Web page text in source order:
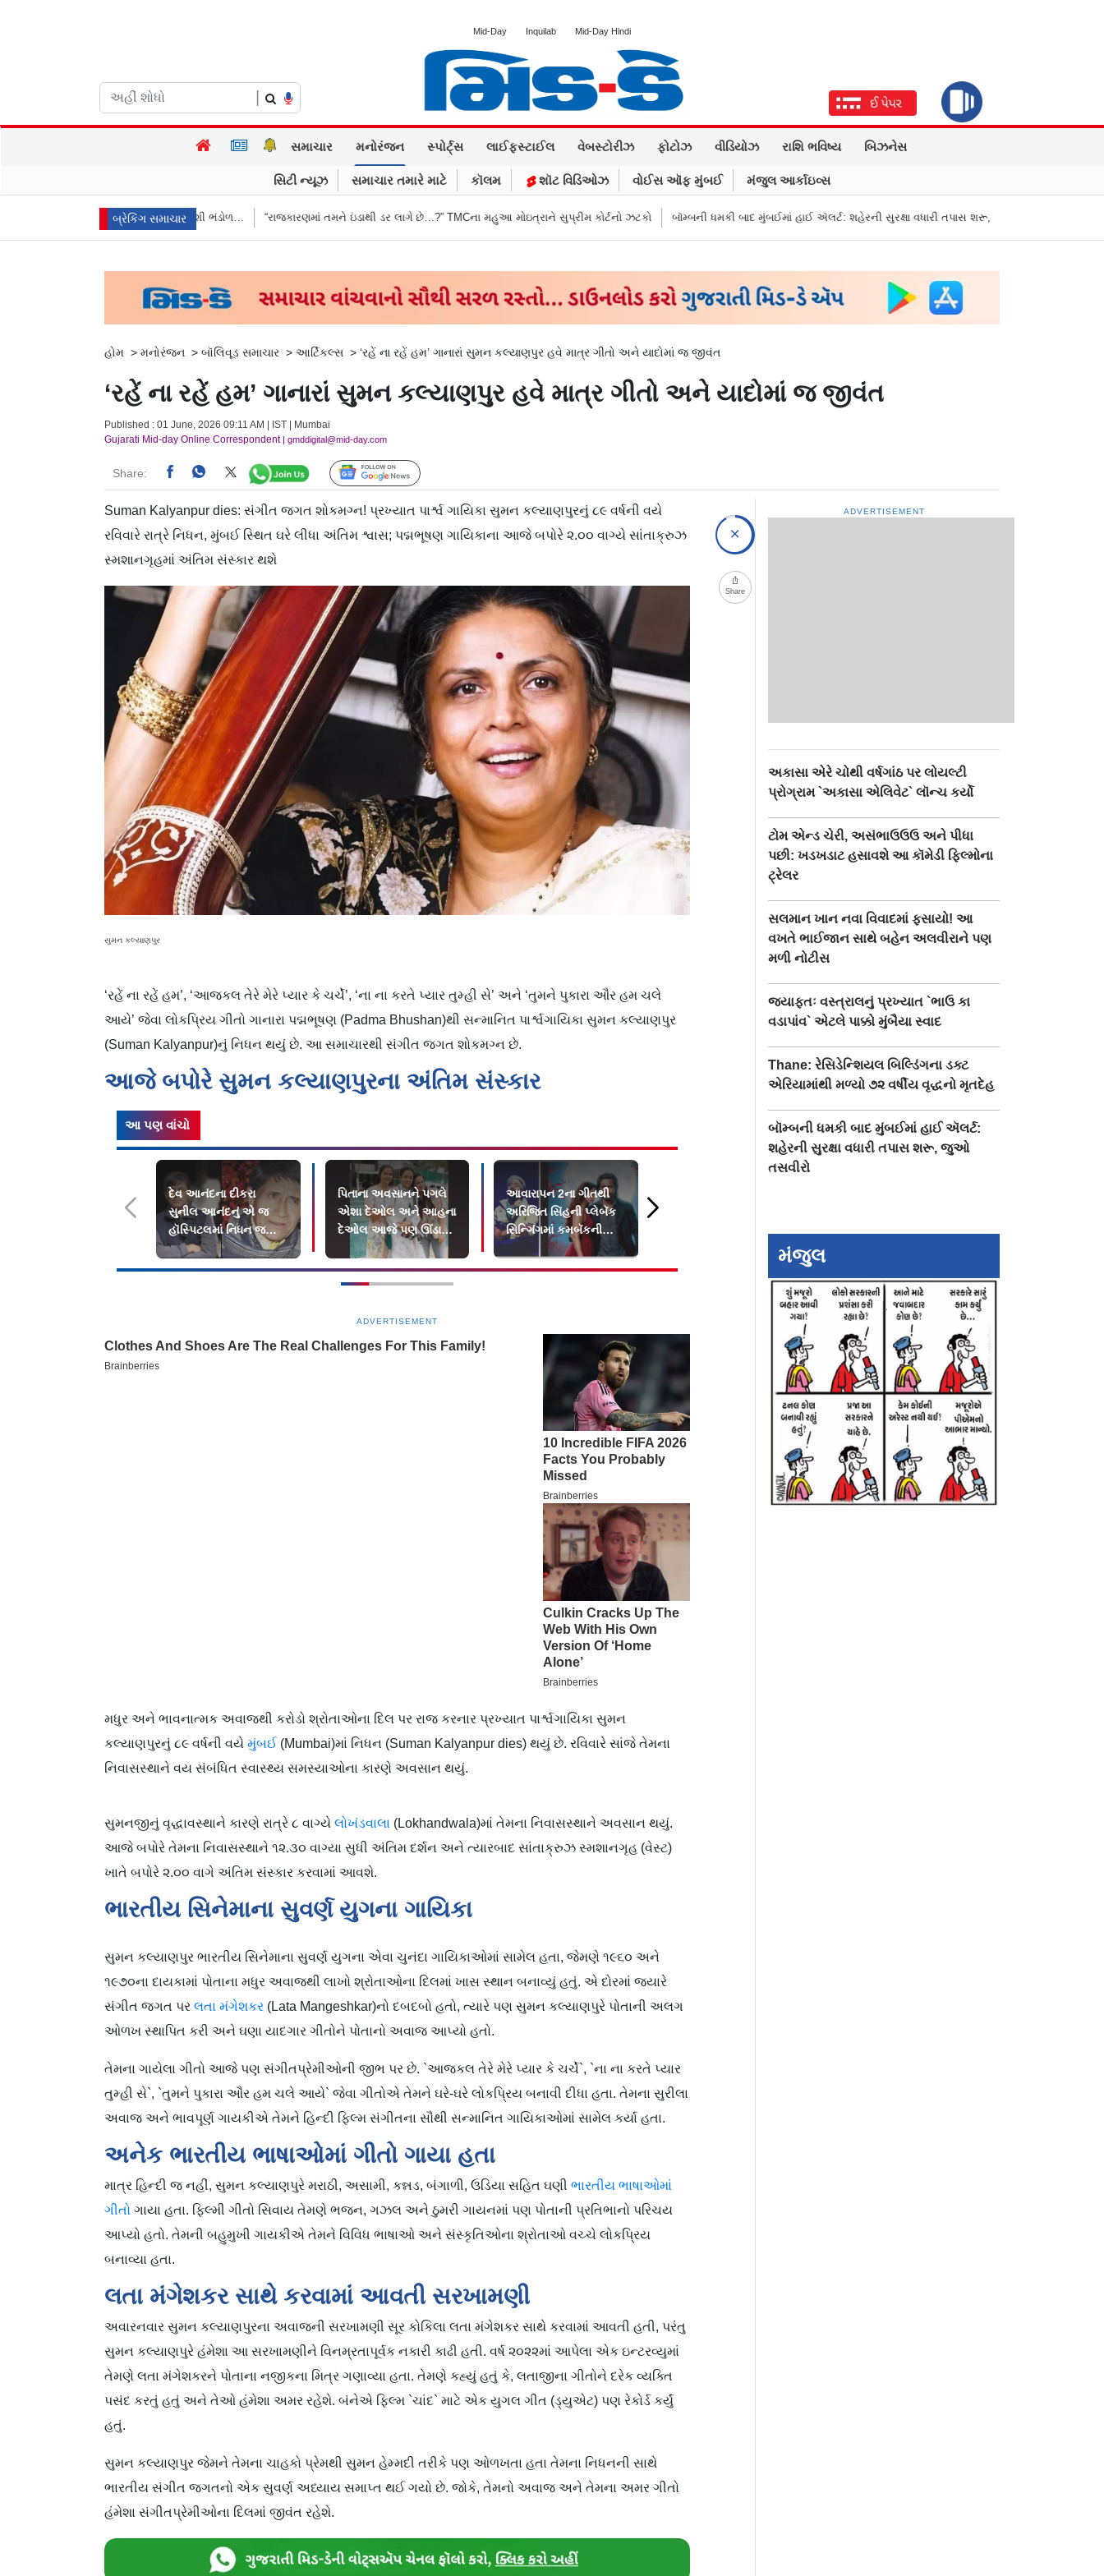
Mid-Day Inquilab Mid-Day Hindi
સમાચાર મનોરંજન સ્પોર્ટ્સ લાઈફસ્ટાઈલ વેબસ્ટોરીઝ ફોટોઝ વીડિયોઝ રાશિ ભવિષ્ય બિઝનેસ
સિટી ન્યૂઝ સમાચાર તમારે માટે કૉલમ શૉટ વિડિઓઝ વોઈસ ઑફ મુંબઈ મંજુલ આર્કાઇવ્સ
બ્રેકિંગ સમાચાર
આપ્યો જવાબ, કહ્યું વિદેશી ભંડોળ… “રાજકારણમાં તમને ઇંડાથી ડર લાગે છે…?” TMCના મહુઆ મોઇત્રાને સુપ્રીમ કોર્ટનો ઝટકો બૉમ્બની ધમકી બાદ મુંબઈમાં હાઈ ઍલર્ટ: શહેરની સુરક્ષા વધારી તપાસ શરૂ, જુઓ તસવીરો
હોમ > મનોરંજન > બૉલિવૂડ સમાચાર > આર્ટિકલ્સ > ‘રહેં ના રહેં હમ’ ગાનારાં સુમન કલ્યાણપુર હવે માત્ર ગીતો અને યાદોમાં જ જીવંત
‘રહેં ના રહેં હમ’ ગાનારાં સુમન કલ્યાણપુર હવે માત્ર ગીતો અને યાદોમાં જ જીવંત
Published : 01 June, 2026 09:11 AM | IST | Mumbai
Gujarati Mid-day Online Correspondent| gmddigital@mid-day.com
Share: Follow Us
Suman Kalyanpur dies: સંગીત જગત શોકમગ્ન! પ્રખ્યાત પાર્શ્વ ગાયિકા સુમન કલ્યાણપુરનું ૮૯ વર્ષની વયે
રવિવારે રાત્રે નિધન, મુંબઈ સ્થિત ઘરે લીધા અંતિમ શ્વાસ; પદ્મભૂષણ ગાયિકાના આજે બપોરે ૨.૦૦ વાગ્યે સાંતાક્રુઝ
સ્મશાનગૃહમાં અંતિમ સંસ્કાર થશે
સુમન કલ્યાણપુર
‘રહેં ના રહેં હમ’, ‘આજકલ તેરે મેરે પ્યાર કે ચર્ચે’, ‘ના ના કરતે પ્યાર તુમ્હી સે’ અને ‘તુમને પુકારા ઔર હમ ચલે
આયે’ જેવા લોકપ્રિય ગીતો ગાનારા પદ્મભૂષણ (Padma Bhushan)થી સન્માનિત પાર્શ્વગાયિકા સુમન કલ્યાણપુર
(Suman Kalyanpur)નું નિધન થયું છે. આ સમાચારથી સંગીત જગત શોકમગ્ન છે.
આજે બપોરે સુમન કલ્યાણપુરના અંતિમ સંસ્કાર
આ પણ વાંચો
દેવ આનંદના દીકરા
સુનીલ આનંદનું એ જ
હૉસ્પિટલમાં નિધન જ્યાં
પિતાએ લીધા અંતિમ શ્વાસ
પિતાના અવસાનને પગલે
એશા દેઓલ અને આહના
દેઓલ આજે પણ ઊંડા
આઘાતમાં
આવારાપન 2ના ગીતથી
અરિજિત સિંહની પ્લેબૅક
સિન્ગિંગમાં કમબૅકની
ચર્ચા ખોટી
ADVERTISEMENT
મધુર અને ભાવનાત્મક અવાજથી કરોડો શ્રોતાઓના દિલ પર રાજ કરનાર પ્રખ્યાત પાર્શ્વગાયિકા સુમન
કલ્યાણપુરનું ૮૯ વર્ષની વયે મુંબઈ (Mumbai)માં નિધન (Suman Kalyanpur dies) થયું છે. રવિવારે સાંજે તેમના
નિવાસસ્થાને વય સંબંધિત સ્વાસ્થ્ય સમસ્યાઓના કારણે અવસાન થયું.
સુમનજીનું વૃદ્ધાવસ્થાને કારણે રાત્રે ૮ વાગ્યે લોખંડવાલા (Lokhandwala)માં તેમના નિવાસસ્થાને અવસાન થયું.
આજે બપોરે તેમના નિવાસસ્થાને ૧૨.૩૦ વાગ્યા સુધી અંતિમ દર્શન અને ત્યારબાદ સાંતાક્રુઝ સ્મશાનગૃહ (વેસ્ટ)
ખાતે બપોરે ૨.૦૦ વાગે અંતિમ સંસ્કાર કરવામાં આવશે.
ભારતીય સિનેમાના સુવર્ણ યુગના ગાયિકા
સુમન કલ્યાણપુર ભારતીય સિનેમાના સુવર્ણ યુગના એવા ચુનંદા ગાયિકાઓમાં સામેલ હતા, જેમણે ૧૯૬૦ અને
૧૯૭૦ના દાયકામાં પોતાના મધુર અવાજથી લાખો શ્રોતાઓના દિલમાં ખાસ સ્થાન બનાવ્યું હતું. એ દોરમાં જ્યારે
સંગીત જગત પર લતા મંગેશકર (Lata Mangeshkar)નો દબદબો હતો, ત્યારે પણ સુમન કલ્યાણપુરે પોતાની અલગ
ઓળખ સ્થાપિત કરી અને ઘણા યાદગાર ગીતોને પોતાનો અવાજ આપ્યો હતો.
તેમના ગાયેલા ગીતો આજે પણ સંગીતપ્રેમીઓની જીભ પર છે. `આજકલ તેરે મેરે પ્યાર કે ચર્ચે`, `ના ના કરતે પ્યાર
તુમ્હી સે`, `તુમને પુકારા ઔર હમ ચલે આયે` જેવા ગીતોએ તેમને ઘરે-ઘરે લોકપ્રિય બનાવી દીધા હતા. તેમના સુરીલા
અવાજ અને ભાવપૂર્ણ ગાયકીએ તેમને હિન્દી ફિલ્મ સંગીતના સૌથી સન્માનિત ગાયિકાઓમાં સામેલ કર્યા હતા.
અનેક ભારતીય ભાષાઓમાં ગીતો ગાયા હતા
માત્ર હિન્દી જ નહીં, સુમન કલ્યાણપુરે મરાઠી, અસામી, કન્નડ, બંગાળી, ઉડિયા સહિત ઘણી ભારતીય ભાષાઓમાં
ગીતો ગાયા હતા. ફિલ્મી ગીતો સિવાય તેમણે ભજન, ગઝલ અને ઠુમરી ગાયનમાં પણ પોતાની પ્રતિભાનો પરિચય
આપ્યો હતો. તેમની બહુમુખી ગાયકીએ તેમને વિવિધ ભાષાઓ અને સંસ્કૃતિઓના શ્રોતાઓ વચ્ચે લોકપ્રિય
બનાવ્યા હતા.
લતા મંગેશકર સાથે કરવામાં આવતી સરખામણી
અવારનવાર સુમન કલ્યાણપુરના અવાજની સરખામણી સૂર કોકિલા લતા મંગેશકર સાથે કરવામાં આવતી હતી, પરંતુ
સુમન કલ્યાણપુરે હંમેશા આ સરખામણીને વિનમ્રતાપૂર્વક નકારી કાઢી હતી. વર્ષ ૨૦૨૨માં આપેલા એક ઇન્ટરવ્યુમાં
તેમણે લતા મંગેશકરને પોતાના નજીકના મિત્ર ગણાવ્યા હતા. તેમણે કહ્યું હતું કે, લતાજીના ગીતોને દરેક વ્યક્તિ
પસંદ કરતું હતું અને તેઓ હંમેશા અમર રહેશે. બંનેએ ફિલ્મ `ચાંદ` માટે એક યુગલ ગીત (ડ્યુએટ) પણ રેકોર્ડ કર્યું
હતું.
સુમન કલ્યાણપુર જેમને તેમના ચાહકો પ્રેમથી સુમન હેમ્મદી તરીકે પણ ઓળખતા હતા તેમના નિધનની સાથે
ભારતીય સંગીત જગતનો એક સુવર્ણ અધ્યાય સમાપ્ત થઈ ગયો છે. જોકે, તેમનો અવાજ અને તેમના અમર ગીતો
હંમેશા સંગીતપ્રેમીઓના દિલમાં જીવંત રહેશે.
Share
ADVERTISEMENT
અકાસા એરે ચોથી વર્ષગાંઠ પર લોયલ્ટી
પ્રોગ્રામ `અકાસા એલિવેટ` લૉન્ચ કર્યો
ટોમ એન્ડ ચેરી, અસંભાઉઉઉ અને પીધા
પછી: ખડખડાટ હસાવશે આ કૉમેડી ફિલ્મોના
ટ્રેલર
સલમાન ખાન નવા વિવાદમાં ફસાયો! આ
વખતે ભાઈજાન સાથે બહેન અલવીરાને પણ
મળી નોટીસ
જ્યાફતઃ વસ્ત્રાલનું પ્રખ્યાત `ભાઉ કા
વડાપાંવ` એટલે પાક્કો મુંબૈયા સ્વાદ
Thane: રેસિડેન્શિયલ બિલ્ડિંગના ડક્ટ
એરિયામાંથી મળ્યો ૭૨ વર્ષીય વૃદ્ધનો મૃતદેહ
બૉમ્બની ધમકી બાદ મુંબઈમાં હાઈ ઍલર્ટ:
શહેરની સુરક્ષા વધારી તપાસ શરૂ, જુઓ
તસવીરો
મંજુલ